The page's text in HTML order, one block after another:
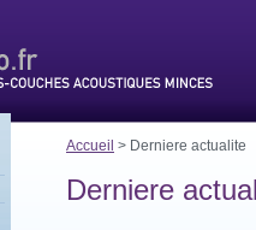
Accueil > Derniere actualite
Derniere